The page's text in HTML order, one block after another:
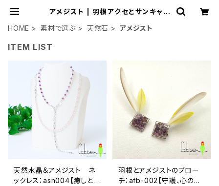
アメジスト | 羽根アクセとサンキャッ
HOME
素材で選ぶ 天然石 アメジスト
ITEM LIST
天然水晶＆アメジスト ネ
ックレス：asn004【癒しと安
羽根とアメジストのブロー
チ：afb-002【守護、心の平